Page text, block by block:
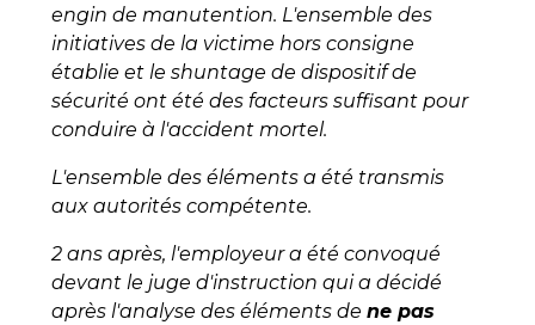
engin de manutention. L'ensemble des
initiatives de la victime hors consigne
établie et le shuntage de dispositif de
sécurité ont été des facteurs suffisant pour
conduire à l'accident mortel.
L'ensemble des éléments a été transmis
aux autorités compétente.
2 ans après, l'employeur a été convoqué
devant le juge d'instruction qui a décidé
après l'analyse des éléments de ne pas